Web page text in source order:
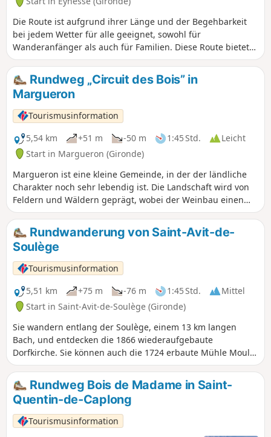
Die Route ist aufgrund ihrer Länge und der Begehbarkeit
bei jedem Wetter für alle geeignet, sowohl für
Wanderanfänger als auch für Familien. Diese Route bietet
einen Panoramablick auf die Dordogne und die mit
Weinbergen und Wäldern bedeckten Hänge. Im Laufe des
Spaziergangs folgen drei Mühlen aufeinander, was zeigt,
dass die Region nicht nur Weinbaugebiet war, sondern
lange Zeit auch Getreideanbau betrieb. Zwei Windmühlen,
von denen eine teilweise restauriert wurde, erheben sich
auf den Anhöhen von Eynesse inmitten der Weinberge.
Rundweg „Circuit des Bois” in
Margueron
Tourismusinformation
5,54 km
+51 m -50 m 1:45 Std.
Leicht
Start in Margueron (Gironde)
Margueron ist eine kleine Gemeinde, in der der ländliche
Charakter noch sehr lebendig ist. Die Landschaft wird von
Feldern und Wäldern geprägt, wobei der Weinbau einen
besonderen Stellenwert einnimmt. Die Wälder sind ideale
Orte, um neue Energie zu tanken, die noch erhaltene Natur
zu beobachten und dem Alltag zu entfliehen. Die
vorgeschlagene Route bietet somit abwechslungsreiche
Landschaften mit ländlichem und authentischem Charakter.
Diese Merkmale finden sich auch in der kleinen, für die
Region typischen Kirche von Margueron mit ihrem
Glockenturm wieder.
Rundwanderung von Saint-Avit-de-
Soulège
Tourismusinformation
5,51 km
+75 m -76 m 1:45 Std.
Mittel
Start in Saint-Avit-de-Soulège (Gironde)
Sie wandern entlang der Soulège, einem 13 km langen
Bach, und entdecken die 1866 wiederaufgebaute
Dorfkirche. Sie können auch die 1724 erbaute Mühle Moulin
de Moustelat besuchen, die noch immer in Betrieb ist.
Sehenswert ist auch die 1848 gepflanzte Ulme, die die nach
der Revolution errungene Freiheit symbolisiert und sich in
bester Gesundheit befindet. Sie widersteht nach wie vor der
Krankheit, die andere Bäume ihrer Art befallen hat.
Rundweg Bois de Madame in Saint-
Quentin-de-Caplong
Tourismusinformation